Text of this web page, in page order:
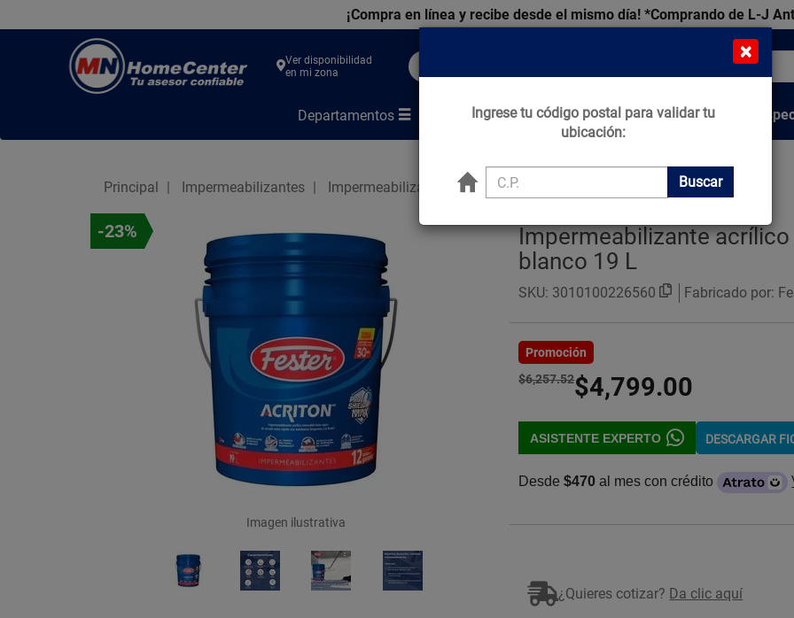
¡Compra en línea y recibe desde el mismo día! *Comprando de L-J
Center
Ver disponibilidad
en mi zona
Departamentos Marcas Tips que Construyen Venta
Principal Impermeabilizantes Impermeabilizantes Acrílicos
-23%
Imagen ilustrativa Imagen ilustrativa
Impermeabilizante
blanco 19 L
SKU: 3010100226560 Fabricado por:
Promoción
$6,257.52$4,799.00
ASISTENTE EXPERTO DESCARGAR
Desde$470 al mes con crédito
¿Quieres cotizar? Da clic aquí
×
Ingrese tu código postal para validar tu
ubicación:
Buscar